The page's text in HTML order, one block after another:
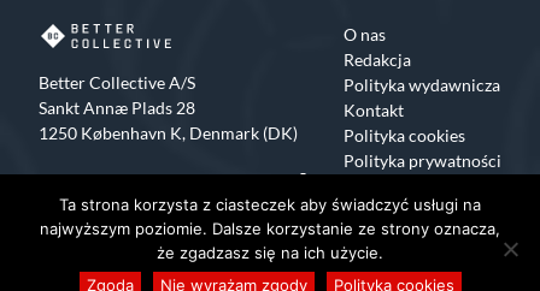
Better Collective A/S
Sankt Annæ Plads 28
1250 København K, Denmark (DK)
O nas
Redakcja
Polityka wydawnicza
Kontakt
Polityka cookies
Polityka prywatności
Facebook
X Instagram
TikTok
Copyrights 2015-2024 Strefa Siatkówki All rights reserved
Ta strona korzysta z ciasteczek aby świadczyć usługi na
najwyższym poziomie. Dalsze korzystanie ze strony oznacza,
że zgadzasz się na ich użycie.
Zgoda
Nie wyrażam zgody Polityka cookies